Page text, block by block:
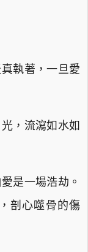
執著，一旦愛
，流瀉如水如
是一場浩劫。
剖心噬骨的傷